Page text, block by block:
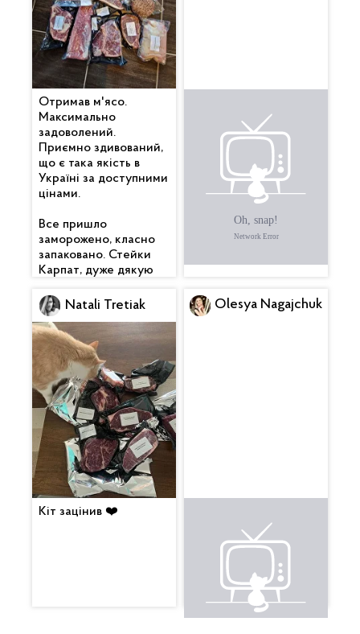
Отримав м'ясо.
Максимально
задоволений.
Приємно здивований,
що є така якість в
Україні за доступними
цінами.
Все пришло
заморожено, класно
запаковано. Стейки
Карпат, дуже дякую
Кіт зацінив ❤️
Natali Tretiak
Вкусняха. Будемо
смакувати з вином 😍
Olesya Nagajchuk
сподобалося. Гарно
упаковано. Бекончик
смачний 🥓 , вже
скоштував. Котлетки
піджарив теж — клас.
Дякую 🙏